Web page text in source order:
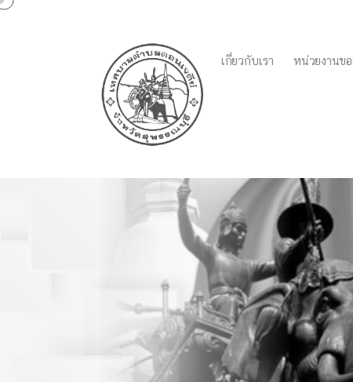
เกี่ยวกับเรา หน่วยงานขอ
รายงานผลการประเมิ